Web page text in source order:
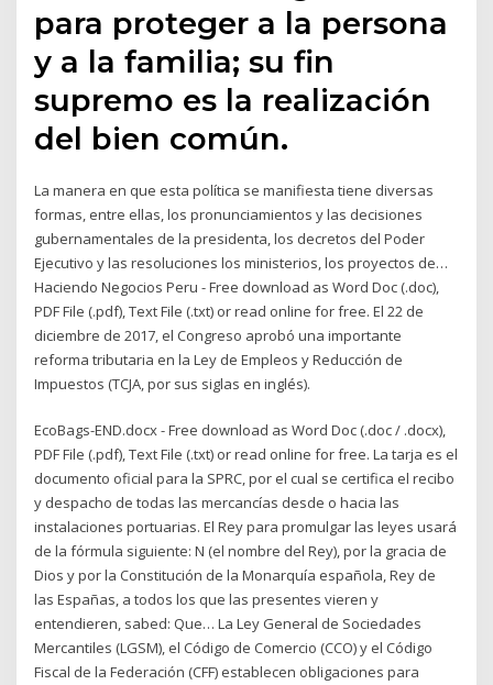
para proteger a la persona
y a la familia; su fin
supremo es la realización
del bien común.
La manera en que esta política se manifiesta tiene diversas
formas, entre ellas, los pronunciamientos y las decisiones
gubernamentales de la presidenta, los decretos del Poder
Ejecutivo y las resoluciones los ministerios, los proyectos de…
Haciendo Negocios Peru - Free download as Word Doc (.doc),
PDF File (.pdf), Text File (.txt) or read online for free. El 22 de
diciembre de 2017, el Congreso aprobó una importante
reforma tributaria en la Ley de Empleos y Reducción de
Impuestos (TCJA, por sus siglas en inglés).
EcoBags-END.docx - Free download as Word Doc (.doc / .docx),
PDF File (.pdf), Text File (.txt) or read online for free. La tarja es el
documento oficial para la SPRC, por el cual se certifica el recibo
y despacho de todas las mercancías desde o hacia las
instalaciones portuarias. El Rey para promulgar las leyes usará
de la fórmula siguiente: N (el nombre del Rey), por la gracia de
Dios y por la Constitución de la Monarquía española, Rey de
las Españas, a todos los que las presentes vieren y
entendieren, sabed: Que… La Ley General de Sociedades
Mercantiles (LGSM), el Código de Comercio (CCO) y el Código
Fiscal de la Federación (CFF) establecen obligaciones para